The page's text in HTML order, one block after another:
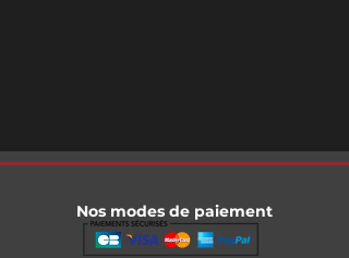
Nos modes de paiement